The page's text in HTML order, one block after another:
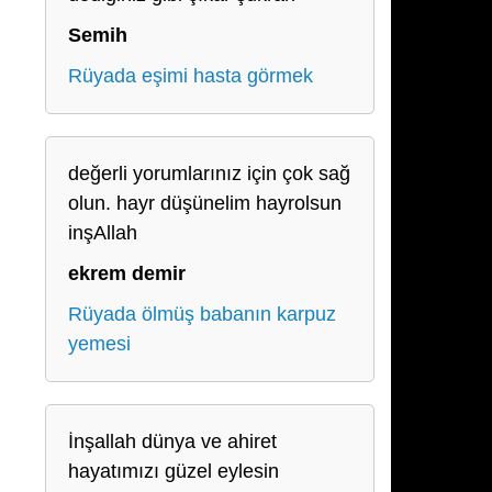
Semih
Rüyada eşimi hasta görmek
değerli yorumlarınız için çok sağ
olun. hayr düşünelim hayrolsun
inşAllah
ekrem demir
Rüyada ölmüş babanın karpuz
yemesi
İnşallah dünya ve ahiret
hayatımızı güzel eylesin